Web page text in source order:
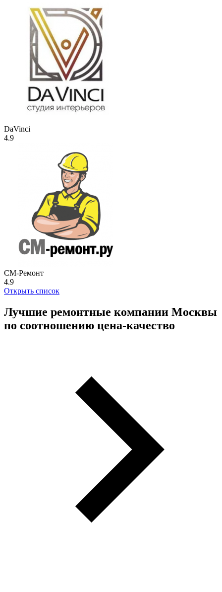
DaVinci
4.9
СМ-Ремонт
4.9
Открыть список
Лучшие ремонтные компании Москвы
по соотношению цена-качество